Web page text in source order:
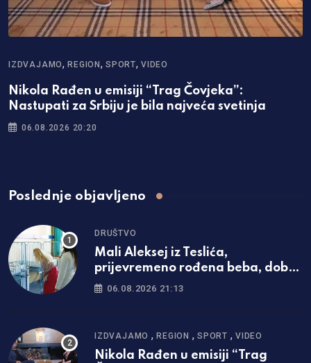
IZDVAJAMO,REGION,SPORT,VIDEO
Nikola Rađen u emisiji “Trag Čovjeka”:
Nastupati za Srbiju je bila najveća svetinja
06.08.2026 20:20
Poslednje objavljeno
DRUŠTVO
Mali Aleksej iz Teslića,
prijevremeno rođena beba, dobio
životnu bitku na UKC-u Srpske
06.08.2026 21:13
IZDVAJAMO ,REGION ,SPORT ,VIDEO
Nikola Rađen u emisiji “Trag